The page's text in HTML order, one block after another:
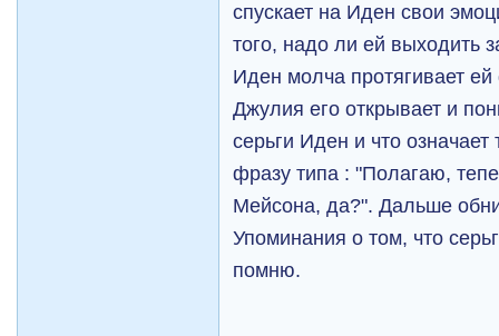
спускает на Иден свои
того, надо ли ей выходить
Иден молча протягивает
Джулия его открывает и
серьги Иден и что
фразу типа : "Полагаю,
Мейсона, да?". Дальше
Упоминания о том, что
помню.